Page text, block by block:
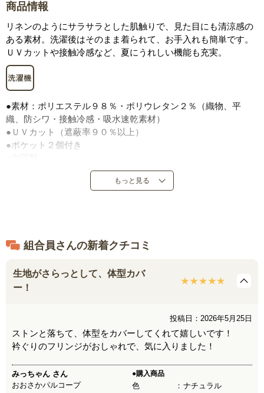
商品情報
リネンのようにサラサラとした肌触りで、見た目にも清涼感の
ある素材。洗濯後はそのまま着られて、お手入れも簡単です。
ＵＶカットや接触冷感など、夏にうれしい機能も充実。
●素材：ポリエステル９８％・ポリウレタン２％（織物、平
織、防シワ・接触冷感・吸水速乾素材）
●ＵＶカット（遮蔽率９０％以上）
●ポケット２個付き
※商品によりフリンジの出方が多少異なります。共通素材を使
用しておりますが、セットでご着用される場合は、同色でも微
もっと見る
組合員さんの新着クチコミ
生地がさらっとして、体型カバ
ー！
投稿日：2026年5月25日
ストンと落ちて、体型をカバーしてくれて嬉しいです！
衿ぐりのフリンジがおしゃれで、気に入りました！
みっちゃん さん
おおさかパルコープ
●購入商品
色
ナチュラル